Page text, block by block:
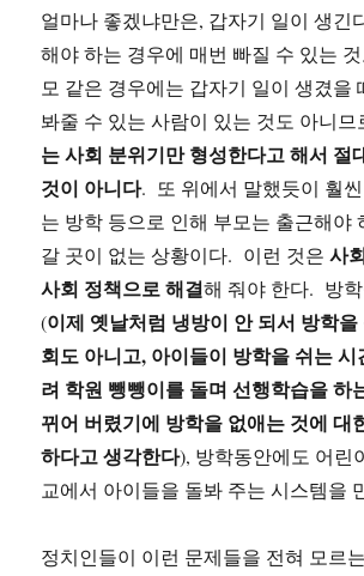
얼마나 좋겠냐만은, 갑자기 일이 생긴
해야 하는 경우에 매번 빠질 수 있는
모 같은 경우에는 갑자기 일이 생겼을
봐줄 수 있는 사람이 있는 것도 아니므
는 사회 분위기만 형성한다고 해서 절
것이 아니다. 또 위에서 말했듯이 훨
는 방학 등으로 인해 부모는 출근해야
갈 곳이 없는 상황이다. 이런 것은사
사회 정책으로 해결해 줘야 한다. 방
(이제 옛날처럼 냉방이 안 되서 방학
회도 아니고, 아이들이 방학을 쉬는 시
려 학원 뺑뺑이를 돌며 선행학습을 하
뀌어 버렸기에 방학을 없애는 것에 대
하다고 생각한다), 방학동안에도 어린
교에서 아이들을 돌봐 주는 시스템을
정치인들이 이런 문제들을 전혀 모르